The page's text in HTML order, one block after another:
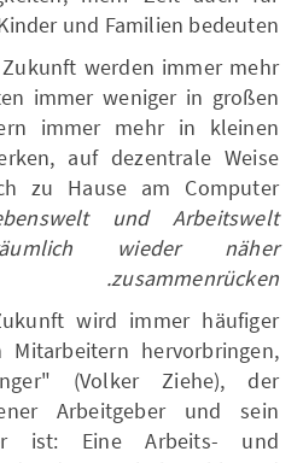
und Familien bedeuten.
werden immer mehr
immer weniger in großen
immer mehr in kleinen
auf dezentrale Weise
zu Hause am Computer
und Arbeitswelt
wieder näher
zusammenrücken.
wird immer häufiger
hervorbringen,
(Volker Ziehe), der
Arbeitgeber und sein
ist: Eine Arbeits- und